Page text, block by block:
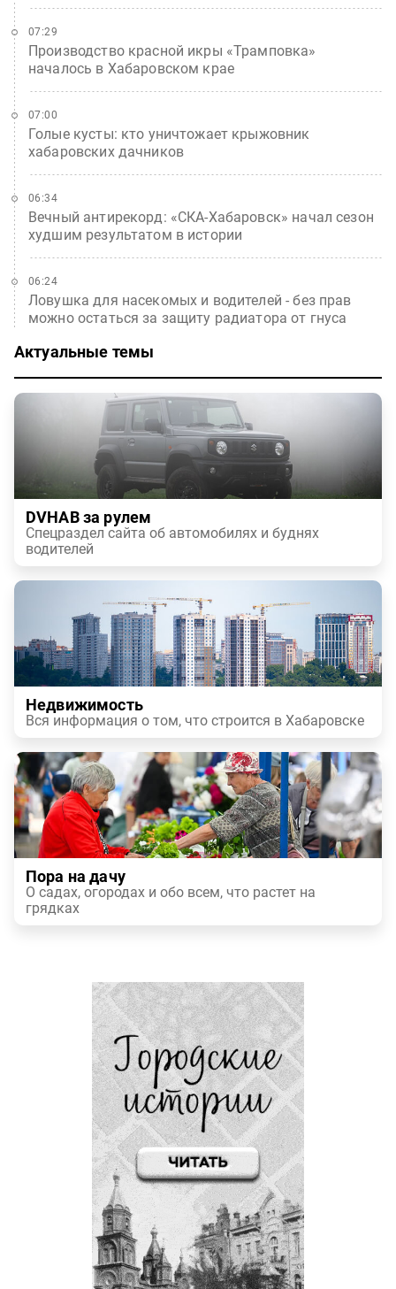
Производство красной икры «Трамповка»
началось в Хабаровском крае
07:29
Голые кусты: кто уничтожает крыжовник
хабаровских дачников
07:00
Вечный антирекорд: «СКА-Хабаровск» начал сезон
худшим результатом в истории
06:34
Ловушка для насекомых и водителей - без прав
можно остаться за защиту радиатора от гнуса
06:24
Актуальные темы
DVHAB за рулем
Спецраздел сайта об автомобилях и буднях
водителей
Недвижимость
Вся информация о том, что строится в Хабаровске
Пора на дачу
О садах, огородах и обо всем, что растет на
грядках